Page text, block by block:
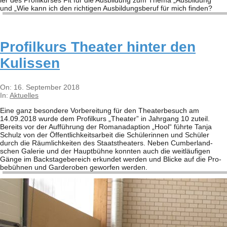
und „Wie kann ich den rich­ti­gen Aus­bil­dungs­be­ruf für mich fin­den?
Pro­fil­kurs Thea­ter hin­ter den
Kulissen
2018-
09-
On: 16. September 2018
In: Aktuelles
Eine ganz beson­dere Vor­be­rei­tung für den Thea­ter­be­such am
14.09.2018 wurde dem Pro­fil­kurs „Thea­ter” in Jahr­gang 10 zuteil.
Bereits vor der Auf­füh­rung der Roman­ad­ap­tion „Hool“ führte Tanja
Schulz von der Öffent­lich­keits­ar­beit die Schü­le­rin­nen und Schü­ler
durch die Räum­lich­kei­ten des Staats­thea­ters. Neben Cum­ber­land­
schen Gale­rie und der Haupt­bühne konn­ten auch die weit­läu­fi­gen
Gänge im Back­stage­be­reich erkun­det wer­den und Bli­cke auf die Pro­
be­büh­nen und Gar­de­ro­ben gewor­fen wer­den.